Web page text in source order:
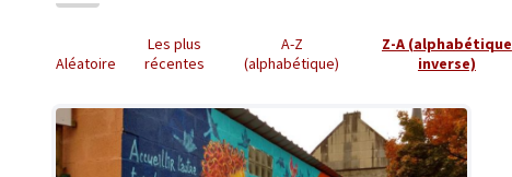
Aléatoire
Les plus
récentes
A-Z
(alphabétique)
Z-A (alphabétique
inverse)